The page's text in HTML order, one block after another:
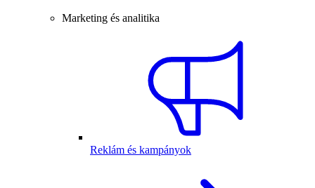
Marketing és analitika
Reklám és kampányok